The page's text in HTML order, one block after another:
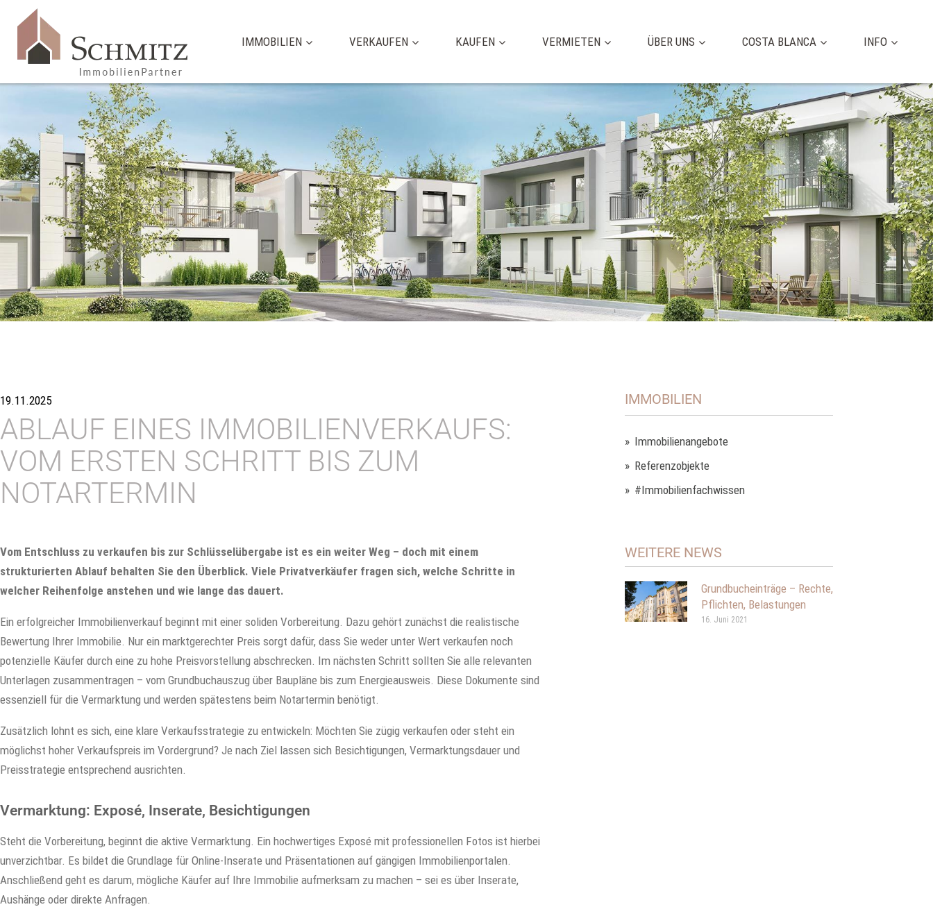
IMMOBILIEN VERKAUFEN KAUFEN VERMIETEN ÜBER UNS COSTA BLANCA INFO
19.11.2025
ABLAUF EINES IMMOBILIENVERKAUFS:
VOM ERSTEN SCHRITT BIS ZUM
NOTARTERMIN
Vom Entschluss zu verkaufen bis zur Schlüsselübergabe ist es ein weiter Weg – doch mit einem
strukturierten Ablauf behalten Sie den Überblick. Viele Privatverkäufer fragen sich, welche Schritte in
welcher Reihenfolge anstehen und wie lange das dauert.
Ein erfolgreicher Immobilienverkauf beginnt mit einer soliden Vorbereitung. Dazu gehört zunächst die realistische
Bewertung Ihrer Immobilie. Nur ein marktgerechter Preis sorgt dafür, dass Sie weder unter Wert verkaufen noch
potenzielle Käufer durch eine zu hohe Preisvorstellung abschrecken. Im nächsten Schritt sollten Sie alle relevanten
Unterlagen zusammentragen – vom Grundbuchauszug über Baupläne bis zum Energieausweis. Diese Dokumente sind
essenziell für die Vermarktung und werden spätestens beim Notartermin benötigt.
Zusätzlich lohnt es sich, eine klare Verkaufsstrategie zu entwickeln: Möchten Sie zügig verkaufen oder steht ein
möglichst hoher Verkaufspreis im Vordergrund? Je nach Ziel lassen sich Besichtigungen, Vermarktungsdauer und
Preisstrategie entsprechend ausrichten.
Vermarktung: Exposé, Inserate, Besichtigungen
Steht die Vorbereitung, beginnt die aktive Vermarktung. Ein hochwertiges Exposé mit professionellen Fotos ist hierbei
unverzichtbar. Es bildet die Grundlage für Online-Inserate und Präsentationen auf gängigen Immobilienportalen.
Anschließend geht es darum, mögliche Käufer auf Ihre Immobilie aufmerksam zu machen – sei es über Inserate,
Aushänge oder direkte Anfragen.
IMMOBILIEN
Immobilienangebote
Referenzobjekte
#Immobilienfachwissen
WEITERE NEWS
Grundbucheinträge – Rechte,
Pflichten, Belastungen
16. Juni 2021